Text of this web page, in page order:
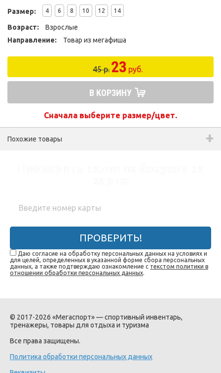
Размер:
4 6 8 10 12 14
Возраст:
Взрослые
Направление:
Товар из мегафиша
45 р. 23 руб.
В КОРЗИНУ
Сначала выберите размер/цвет.
Похожие товары
ПРОВЕРИТЬ!
Даю согласие на обработку персональных данных на условиях и
для целей, определенных в указанной форме сбора персональных
данных, а также подтверждаю ознакомление с текстом политики в
отношении обработки персональных данных.
© 2017-2026 «Мегаспорт» — спортивный инвентарь,
тренажеры, товары для отдыха и туризма
Все права защищены.
Политика обработки персональных данных